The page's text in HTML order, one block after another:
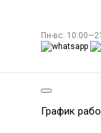
Пн-вс:
График